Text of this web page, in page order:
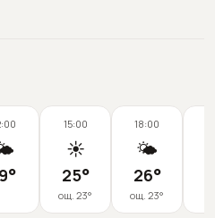
°
15:00
☀️
25°
ощ. 23°
18:00
🌤️
26°
ощ. 23°